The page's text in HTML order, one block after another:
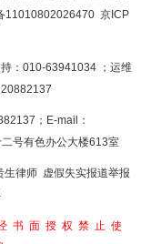
11010802026470 京ICP
：010-63941034 ；运维
；E-mail：
号有色办公大楼613室
律师 虚假失实报道举报
书面授权禁止使